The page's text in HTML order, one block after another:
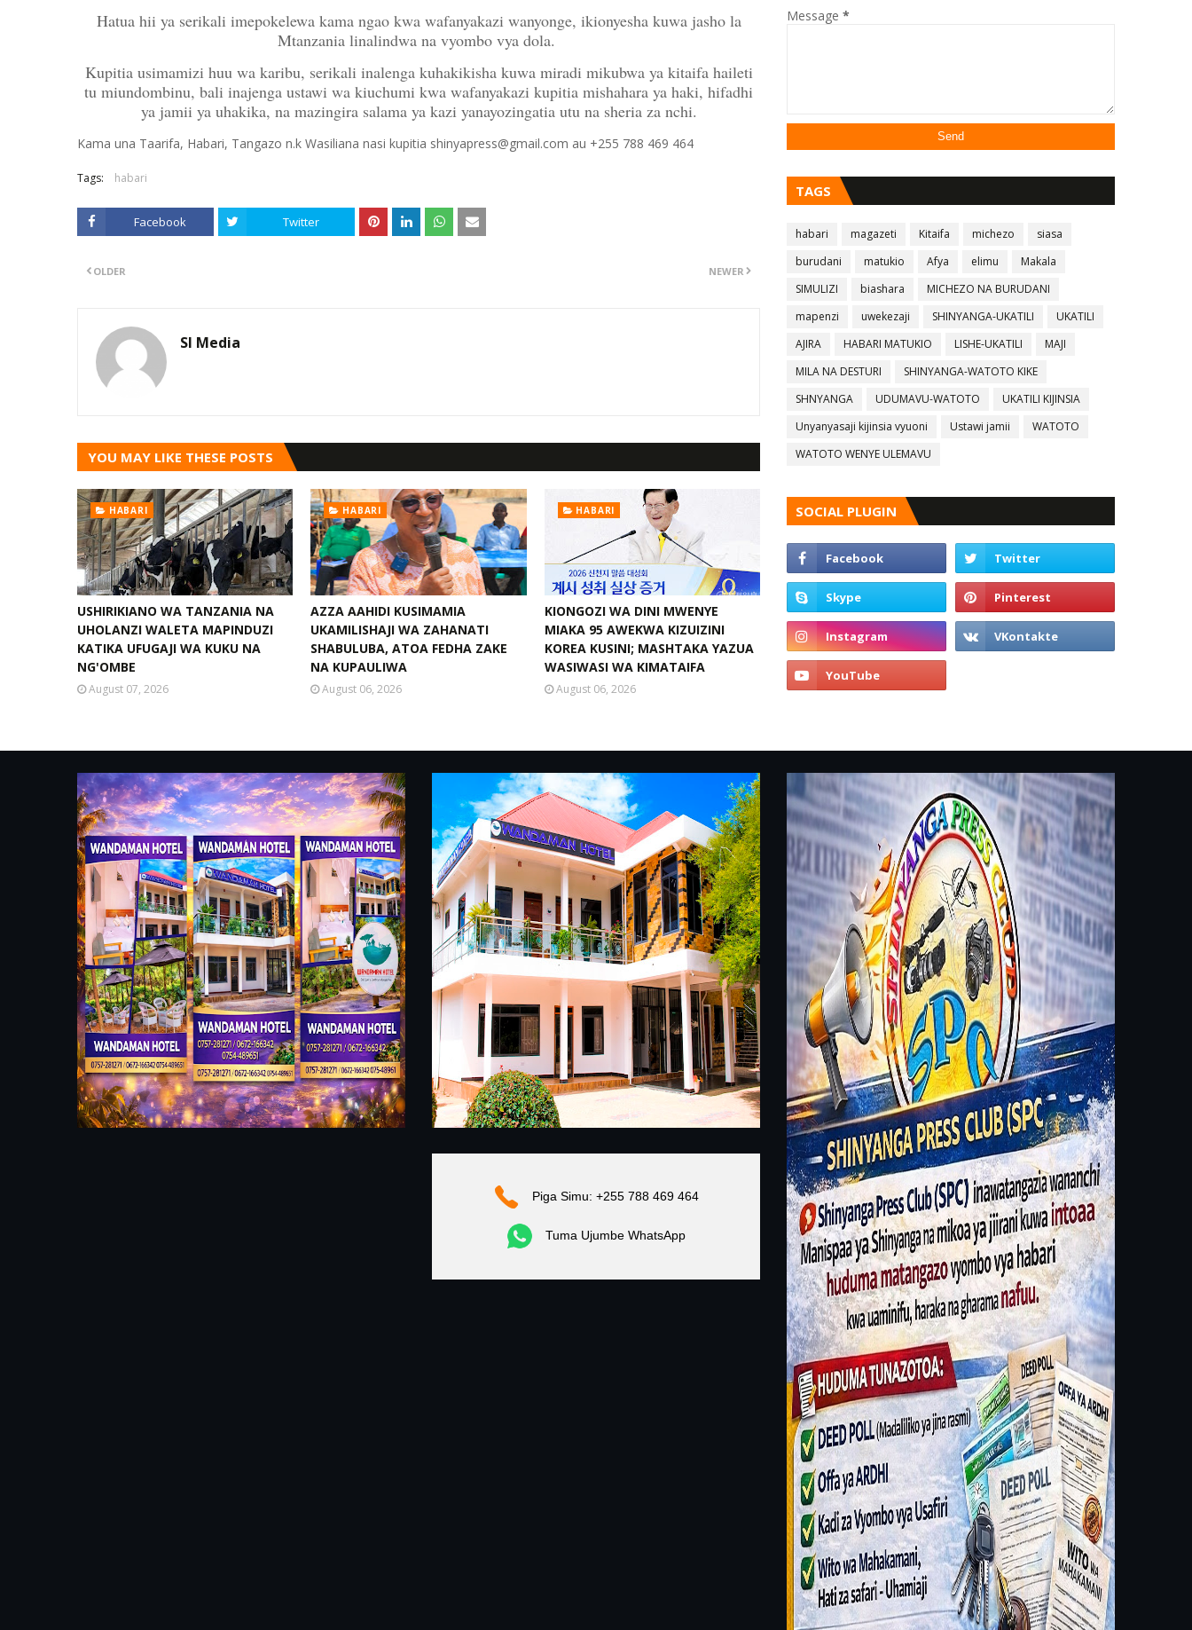
Hatua hii ya serikali imepokelewa kama ngao kwa wafanyakazi wanyonge, ikionyesha kuwa jasho la
Mtanzania linalindwa na vyombo vya dola.
Kupitia usimamizi huu wa karibu, serikali inalenga kuhakikisha kuwa miradi mikubwa ya kitaifa haileti
tu miundombinu, bali inajenga ustawi wa kiuchumi kwa wafanyakazi kupitia mishahara ya haki, hifadhi
ya jamii ya uhakika, na mazingira salama ya kazi yanayozingatia utu na sheria za nchi.
Kama una Taarifa, Habari, Tangazo n.k Wasiliana nasi kupitia shinyapress@gmail.com au +255 788 469 464
Tags: habari
Facebook Twitter
NEWER
OLDER
SI Media
YOU MAY LIKE THESE POSTS
HABARI
USHIRIKIANO WA TANZANIA NA
UHOLANZI WALETA MAPINDUZI
KATIKA UFUGAJI WA KUKU NA
NG'OMBE
August 07, 2026
HABARI
AZZA AAHIDI KUSIMAMIA
UKAMILISHAJI WA ZAHANATI
SHABULUBA, ATOA FEDHA ZAKE
NA KUPAULIWA
August 06, 2026
HABARI
KIONGOZI WA DINI MWENYE
MIAKA 95 AWEKWA KIZUIZINI
KOREA KUSINI; MASHTAKA YAZUA
WASIWASI WA KIMATAIFA
August 06, 2026
Message *
TAGS
habari magazeti Kitaifa michezo
siasa
burudani
matukio Afya elimu
Makala
SIMULIZI
biashara
MICHEZO NA BURUDANI
mapenzi
uwekezaji SHINYANGA-UKATILI
UKATILI
AJIRA
HABARI MATUKIO LISHE-UKATILI
MAJI
MILA NA DESTURI
SHINYANGA-WATOTO KIKE
SHNYANGA
UDUMAVU-WATOTO
UKATILI KIJINSIA
Unyanyasaji kijinsia vyuoni
Ustawi jamii
WATOTO
WATOTO WENYE ULEMAVU
SOCIAL PLUGIN
Piga Simu: +255 788 469 464
Tuma Ujumbe WhatsApp